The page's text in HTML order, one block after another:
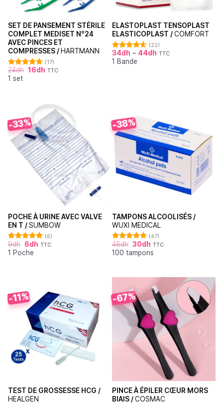
SET DE PANSEMENT STÉRILE
COMPLET MEDISET N°24
AVEC PINCES ET
COMPRESSES / HARTMANN
Note
4.71
sur 5
(17)
24dh 16dh TTC
1 set
ELASTOPLAST TENSOPLAST
ELASTICOPLAST /COMFORT
Note4.64
sur 5
(22)
34dh – 44dh TTC
1 Bande
-33%
POCHE À URINE AVEC VALVE
EN T /SUMBOW
Note 5.00
sur 5
(6)
9dh 6dh TTC
1 Poche
-38%
TAMPONS ALCOOLISÉS /
WUXI MEDICAL
Note 4.87
sur 5
(47)
48dh 30dh TTC
100 tampons
-11%
TEST DE GROSSESSE HCG /
HEALGEN
-67%
PINCE À ÉPILER CŒUR MORS
BIAIS /COSMAC